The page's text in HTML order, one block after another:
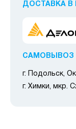
ДОСТАВКА В
САМОВЫВОЗ
г. Подольск,
г. Химки, мкр.